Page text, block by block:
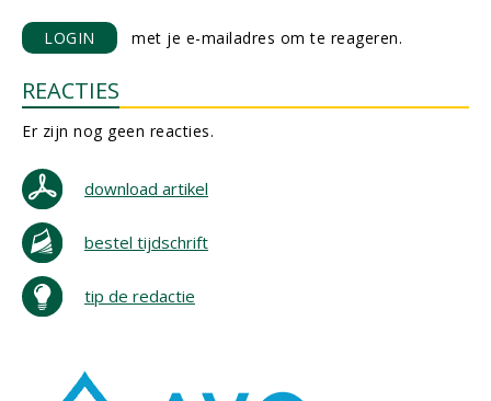
LOGIN met je e-mailadres om te reageren.
REACTIES
Er zijn nog geen reacties.
download artikel
bestel tijdschrift
tip de redactie